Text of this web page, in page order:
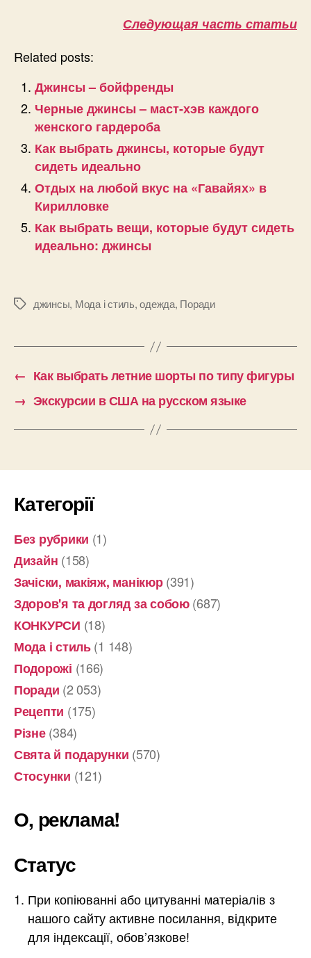
Следующая часть статьи
Related posts:
Джинсы – бойфренды
Черные джинсы – маст-хэв каждого
женского гардероба
Как выбрать джинсы, которые будут
сидеть идеально
Отдых на любой вкус на «Гавайях» в
Кирилловке
Как выбрать вещи, которые будут сидеть
идеально: джинсы
Позначки
джинсы, Мода і стиль,одежда, Поради
← Как выбрать летние шорты по типу фигуры
→ Экскурсии в США на русском языке
Категорії
Без рубрики (1)
Дизайн (158)
Зачіски, макіяж, манікюр(391)
Здоров'я та догляд за собою(687)
КОНКУРСИ (18)
Мода і стиль(1 148)
Подорожі (166)
Поради (2 053)
Рецепти (175)
Різне(384)
Свята й подарунки (570)
Стосунки (121)
О, реклама!
Статус
При копіюванні або цитуванні матеріалів з
нашого сайту активне посилання, відкрите
для індексації, обов’язкове!